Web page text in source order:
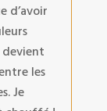
d’avoir
devient
les
Je